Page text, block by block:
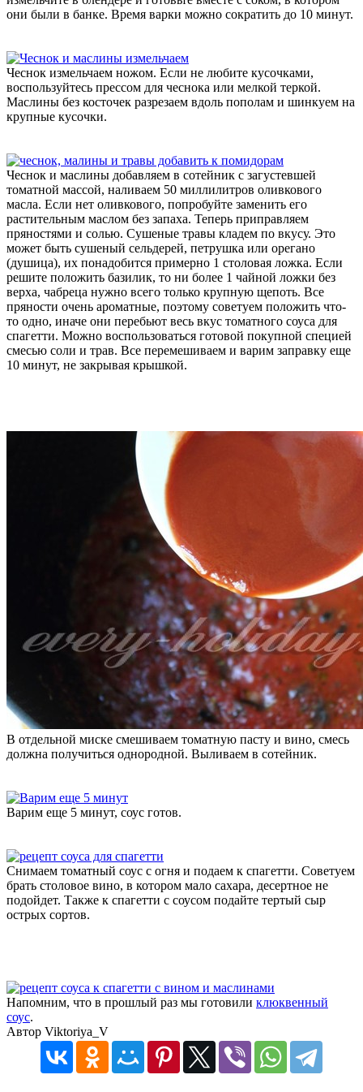
они были в банке. Время варки можно сократить до 10 минут.
Чеснок измельчаем ножом. Если не любите кусочками,
воспользуйтесь прессом для чеснока или мелкой теркой.
Маслины без косточек разрезаем вдоль пополам и шинкуем на
крупные кусочки.
Чеснок и маслины добавляем в сотейник с загустевшей
томатной массой, наливаем 50 миллилитров оливкового
масла. Если нет оливкового, попробуйте заменить его
растительным маслом без запаха. Теперь приправляем
пряностями и солью. Сушеные травы кладем по вкусу. Это
может быть сушеный сельдерей, петрушка или орегано
(душица), их понадобится примерно 1 столовая ложка. Если
решите положить базилик, то ни более 1 чайной ложки без
верха, чабреца нужно всего только крупную щепоть. Все
пряности очень ароматные, поэтому советуем положить что-
то одно, иначе они перебьют весь вкус томатного соуса для
спагетти. Можно воспользоваться готовой покупной специей
смесью соли и трав. Все перемешиваем и варим заправку еще
10 минут, не закрывая крышкой.
В отдельной миске смешиваем томатную пасту и вино, смесь
должна получиться однородной. Выливаем в сотейник.
Варим еще 5 минут, соус готов.
Снимаем томатный соус с огня и подаем к спагетти. Советуем
брать столовое вино, в котором мало сахара, десертное не
подойдет. Также к спагетти с соусом подайте тертый сыр
острых сортов.
Напомним, что в прошлый раз мы готовили клюквенный
соус.
Автор Viktoriya_V